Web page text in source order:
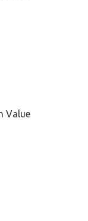
Value